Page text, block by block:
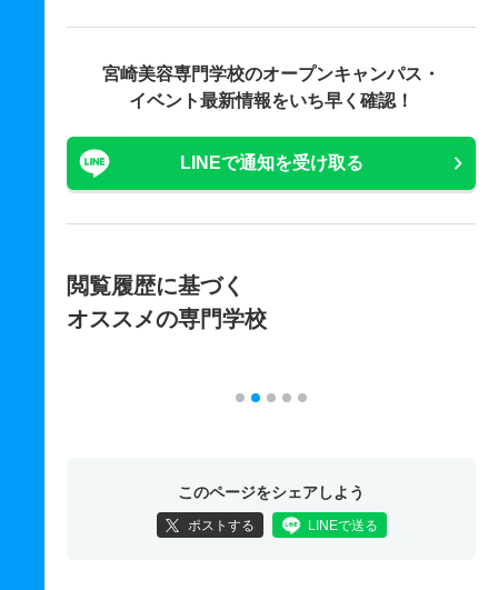
宮崎美容専門学校のオープンキャンパス・
イベント最新情報をいち早く確認！
LINEで通知を受け取る
閲覧履歴に基づく
オススメの専門学校
このページをシェアしよう
ポストする LINEで送る